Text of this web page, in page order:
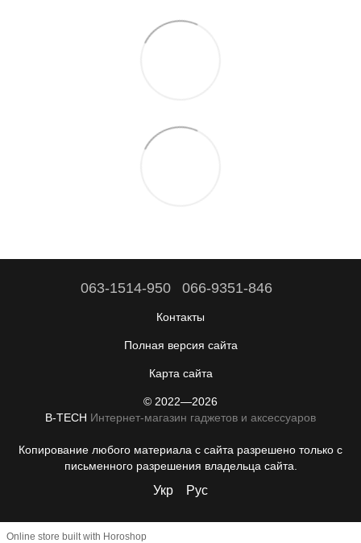
063-1514-950 066-9351-846
Контакты
Полная версия сайта
Карта сайта
© 2022—2026
B-TECH Интернет-магазин гаджетов и аксессуаров
Копирование любого материала с сайта разрешено только с
письменного разрешения владельца сайта.
Укр Рус
Online store built with Horoshop